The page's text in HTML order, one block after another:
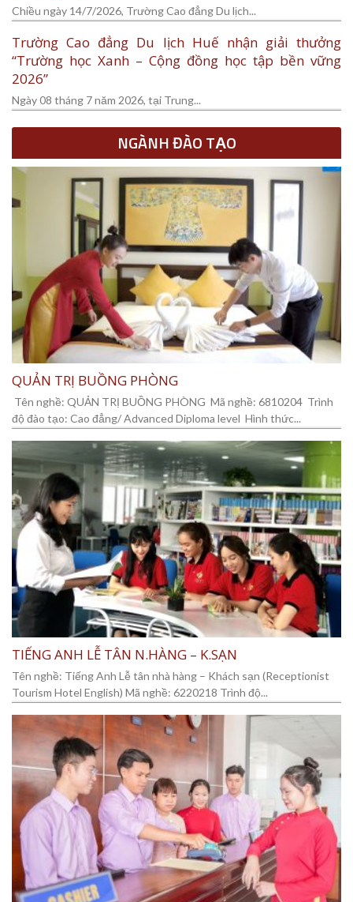
Chiều ngày 14/7/2026, Trường Cao đẳng Du lịch...
Trường Cao đẳng Du lịch Huế nhận giải thưởng
“Trường học Xanh – Cộng đồng học tập bền vững
2026”
Ngày 08 tháng 7 năm 2026, tại Trung...
NGÀNH ĐÀO TẠO
QUẢN TRỊ BUỒNG PHÒNG
Tên nghề: QUẢN TRỊ BUỒNG PHÒNG Mã nghề: 6810204 Trình
độ đào tạo: Cao đẳng/ Advanced Diploma level Hình thức...
TIẾNG ANH LỄ TÂN N.HÀNG – K.SẠN
Tên nghề: Tiếng Anh Lễ tân nhà hàng – Khách sạn (Receptionist
Tourism Hotel English) Mã nghề: 6220218 Trình độ...